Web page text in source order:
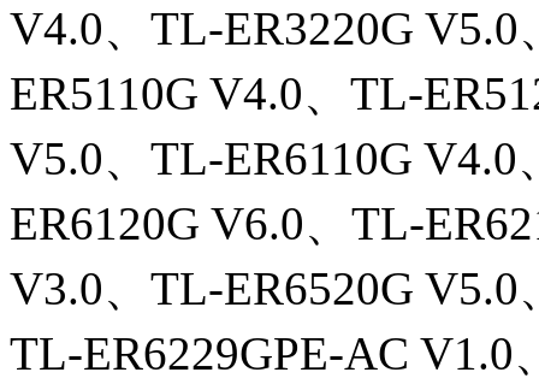
V4.0、TL-ER3220G
ER5110G V4.0、TL-
V5.0、TL-ER6110G
ER6120G V6.0、TL-
V3.0、TL-ER6520G
TL-ER6229GPE-AC